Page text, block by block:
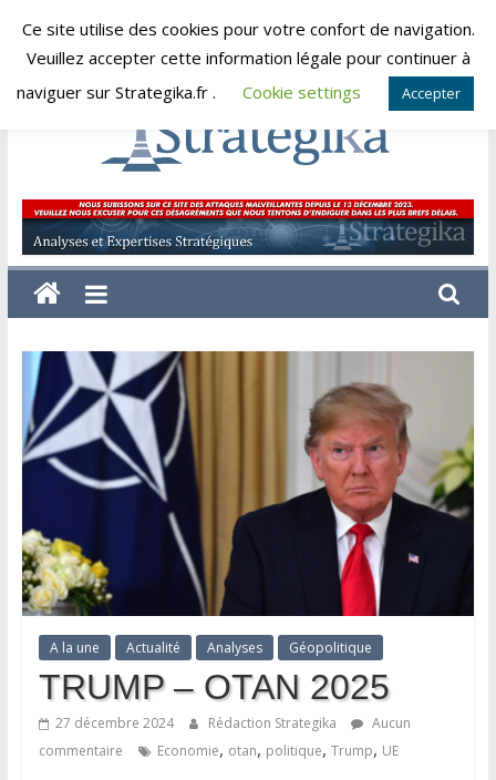
Skip
jeudi, août 6, 2026
Strategika
Expertise
et
Analyses
A la une Actualité Analyses Géopolitique
TRUMP – OTAN 2025
27 décembre 2024 Rédaction Strategika
Aucun
commentaire
Economie, otan, politique, Trump, UE
Ce site utilise des cookies pour votre confort de navigation.
Veuillez accepter cette information légale pour continuer à
naviguer sur Strategika.fr .
Cookie settings Accepter